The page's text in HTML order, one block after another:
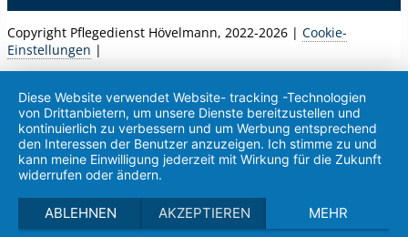
Copyright Pflegedienst Hövelmann, 2022-2026 | Cookie-
Einstellungen |
Diese Website verwendet Website- tracking -Technologien
von Drittanbietern, um unsere Dienste bereitzustellen und
kontinuierlich zu verbessern und um Werbung entsprechend
den Interessen der Benutzer anzuzeigen. Ich stimme zu und
kann meine Einwilligung jederzeit mit Wirkung für die Zukunft
widerrufen oder ändern.
ABLEHNEN AKZEPTIEREN MEHR